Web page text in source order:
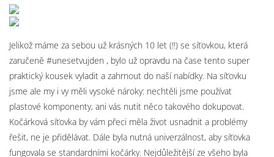
Jelikož máme za sebou už krásných 10 let (!!) se síťovkou, která
zaručeně #unesetvujden , bylo už opravdu na čase tento super
praktický kousek vyladit a zahrnout do naší nabídky. Na síťovku
jsme ale my i vy měli vysoké nároky: nechtěli jsme používat
plastové komponenty, ani vás nutit něco takového dokupovat.
Kočárková síťovka by vám přeci měla život usnadnit a problémy
řešit, ne je přidělávat. Dále byla nutná univerzálnost, aby síťovka
fungovala se standardními kočárky. Nejdůležitější ze všeho byla